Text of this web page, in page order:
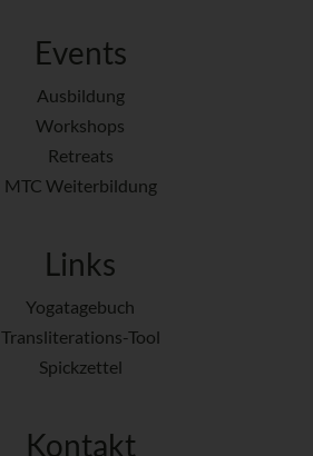
Events
Ausbildung
Workshops
Retreats
MTC Weiterbildung
Links
Yogatagebuch
Transliterations-Tool
Spickzettel
Kontakt